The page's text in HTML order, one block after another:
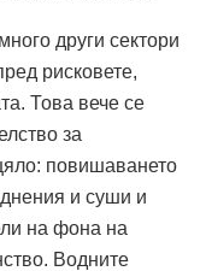
други сектори
рисковете,
Това вече се
за
повишаването
и суши и
на фона на
Водните